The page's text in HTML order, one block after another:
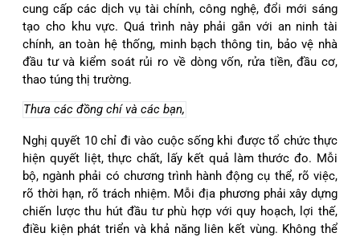
cung cấp các dịch vụ tài chính, công nghệ, đổi mới sáng
tạo cho khu vực. Quá trình này phải gắn với an ninh tài
chính, an toàn hệ thống, minh bạch thông tin, bảo vệ nhà
đầu tư và kiểm soát rủi ro về dòng vốn, rửa tiền, đầu cơ,
thao túng thị trường.
Thưa các đồng chí và các bạn,
Nghị quyết 10 chỉ đi vào cuộc sống khi được tổ chức thực
hiện quyết liệt, thực chất, lấy kết quả làm thước đo. Mỗi
bộ, ngành phải có chương trình hành động cụ thể, rõ việc,
rõ thời hạn, rõ trách nhiệm. Mỗi địa phương phải xây dựng
chiến lược thu hút đầu tư phù hợp với quy hoạch, lợi thế,
điều kiện phát triển và khả năng liên kết vùng. Không thể